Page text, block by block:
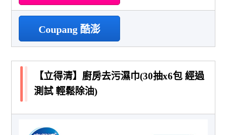
Coupang 酷澎
【立得清】廚房去污濕巾(30抽x6包 經過
測試 輕鬆除油)